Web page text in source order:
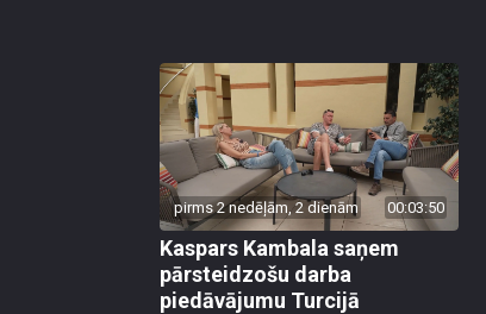
pirms 2 nedēļām, 2 dienām 00:03:50
Kaspars Kambala saņem
pārsteidzošu darba
piedāvājumu Turcijā